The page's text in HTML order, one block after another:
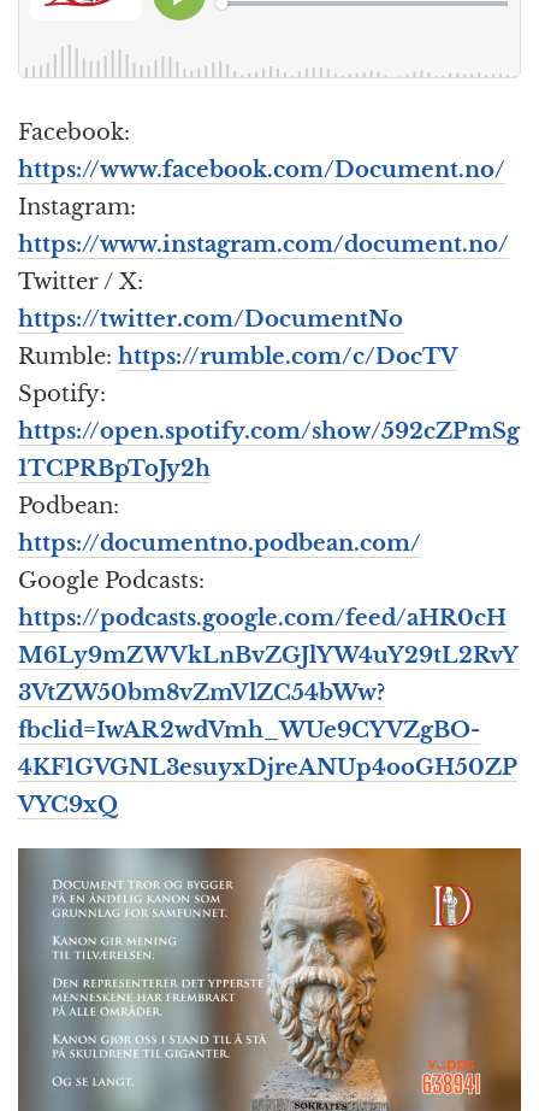
Facebook:
https://www.facebook.com/Document.no/
Instagram:
https://www.instagram.com/document.no/
Twitter / X:
https://twitter.com/DocumentNo
Rumble: https://rumble.com/c/DocTV
Spotify:
https://open.spotify.com/show/592cZPmSg
1TCPRBpToJy2h
Podbean:
https://documentno.podbean.com/
Google Podcasts:
https://podcasts.google.com/feed/aHR0cH
M6Ly9mZWVkLnBvZGJlYW4uY29tL2RvY
3VtZW50bm8vZmVlZC54bWw?
fbclid=IwAR2wdVmh_WUe9CYVZgBO-
4KF1GVGNL3esuyxDjreANUp4ooGH50ZP
VYC9xQ